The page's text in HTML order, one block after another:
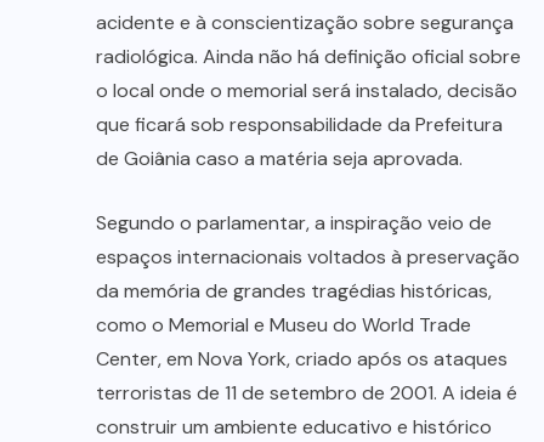
acidente e à conscientização sobre segurança
radiológica. Ainda não há definição oficial sobre
o local onde o memorial será instalado, decisão
que ficará sob responsabilidade da Prefeitura
de Goiânia caso a matéria seja aprovada.
Segundo o parlamentar, a inspiração veio de
espaços internacionais voltados à preservação
da memória de grandes tragédias históricas,
como o Memorial e Museu do World Trade
Center, em Nova York, criado após os ataques
terroristas de 11 de setembro de 2001. A ideia é
construir um ambiente educativo e histórico